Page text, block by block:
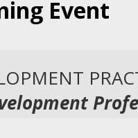
Event